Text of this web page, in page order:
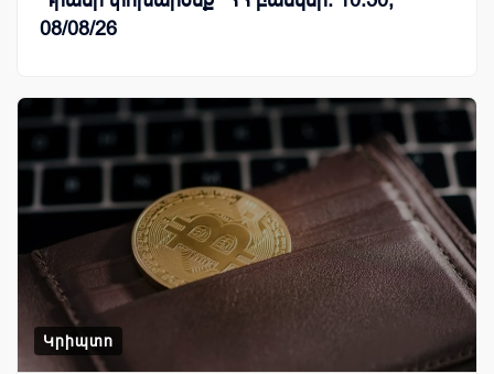
08/08/26
Կրիպտո